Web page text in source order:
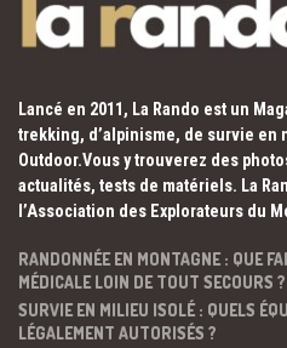
Lancé en 2011, La Rando est un
trekking, d’alpinisme, de survie en
Outdoor.Vous y trouverez des
actualités, tests de matériels. La
l’Association des Explorateurs du
RANDONNÉE EN MONTAGNE : QUE
MÉDICALE LOIN DE TOUT SECOURS ?
SURVIE EN MILIEU ISOLÉ : QUELS
LÉGALEMENT AUTORISÉS ?